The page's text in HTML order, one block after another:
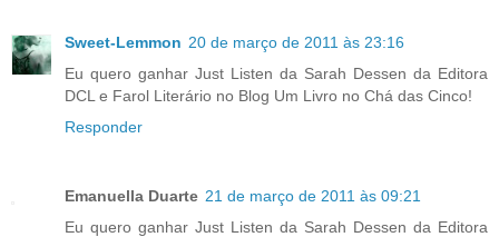
Sweet-Lemmon 20 de março de 2011 às 23:16
Eu quero ganhar Just Listen da Sarah Dessen da Editora
DCL e Farol Literário no Blog Um Livro no Chá das Cinco!
Responder
Emanuella Duarte 21 de março de 2011 às 09:21
Eu quero ganhar Just Listen da Sarah Dessen da Editora